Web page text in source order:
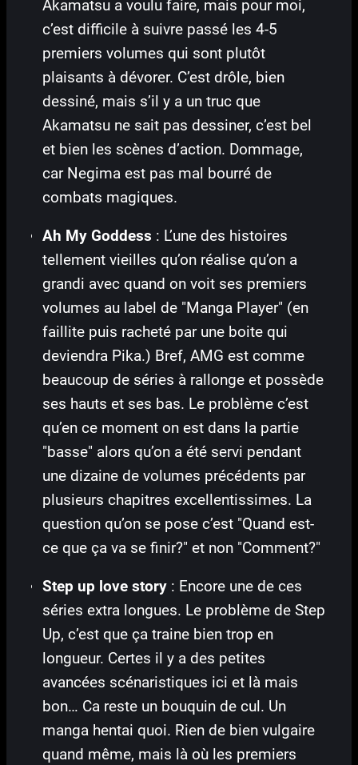
Akamatsu a voulu faire, mais pour moi,
c’est difficile à suivre passé les 4-5
premiers volumes qui sont plutôt
plaisants à dévorer. C’est drôle, bien
dessiné, mais s’il y a un truc que
Akamatsu ne sait pas dessiner, c’est bel
et bien les scènes d’action. Dommage,
car Negima est pas mal bourré de
combats magiques.
Ah My Goddess : L’une des histoires
tellement vieilles qu’on réalise qu’on a
grandi avec quand on voit ses premiers
volumes au label de "Manga Player" (en
faillite puis racheté par une boite qui
deviendra Pika.) Bref, AMG est comme
beaucoup de séries à rallonge et possède
ses hauts et ses bas. Le problème c’est
qu’en ce moment on est dans la partie
"basse" alors qu’on a été servi pendant
une dizaine de volumes précédents par
plusieurs chapitres excellentissimes. La
question qu’on se pose c’est "Quand est-
ce que ça va se finir?" et non "Comment?"
Step up love story: Encore une de ces
séries extra longues. Le problème de Step
Up, c’est que ça traine bien trop en
longueur. Certes il y a des petites
avancées scénaristiques ici et là mais
bon… Ca reste un bouquin de cul. Un
manga hentai quoi. Rien de bien vulgaire
quand même, mais là où les premiers